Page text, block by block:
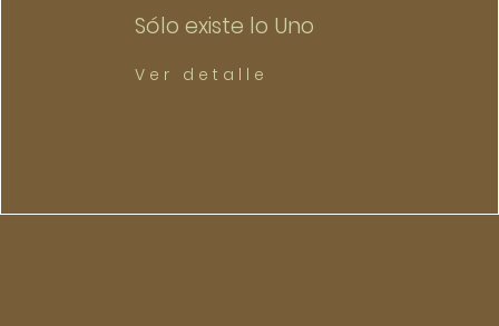
Sólo existe lo Uno
Ver detalle